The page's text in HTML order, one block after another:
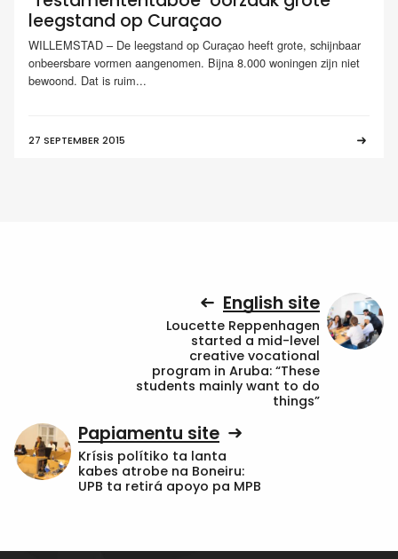
leegstand op Curaçao
WILLEMSTAD – De leegstand op Curaçao heeft grote, schijnbaar
onbeersbare vormen aangenomen. Bijna 8.000 woningen zijn niet
bewoond. Dat is ruim...
27 SEPTEMBER 2015
English site
Loucette Reppenhagen
started a mid-level
creative vocational
program in Aruba: “These
students mainly want to do
things”
Papiamentu site
Krísis polítiko ta lanta
kabes atrobe na Boneiru:
UPB ta retirá apoyo pa MPB